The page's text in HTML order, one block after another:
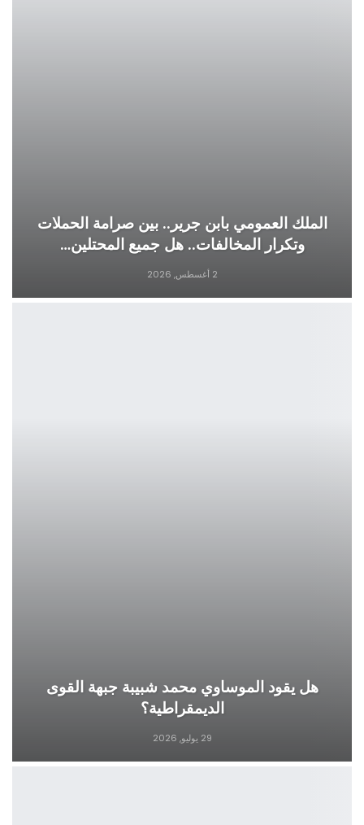
الملك العمومي بابن جرير.. بين صرامة الحملات
وتكرار المخالفات.. هل جميع المحتلين…
2 أغسطس, 2026
هل يقود الموساوي محمد شبيبة جبهة القوى
الديمقراطية؟
29 يوليو, 2026